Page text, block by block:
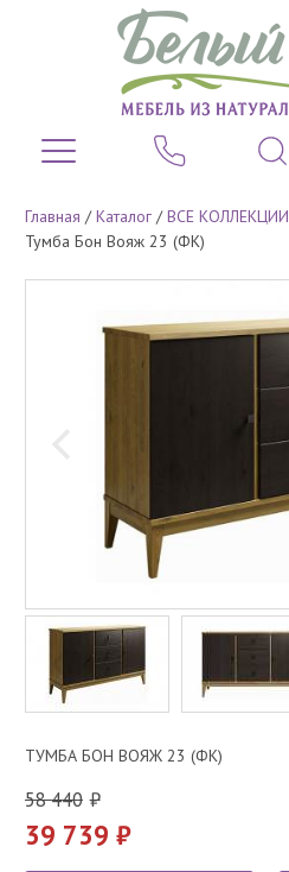
Главная /Каталог /ВСЕ КОЛЛЕКЦИИ
Тумба Бон Вояж 23 (ФК)
ТУМБА БОН ВОЯЖ 23 (ФК)
58 440
39 739